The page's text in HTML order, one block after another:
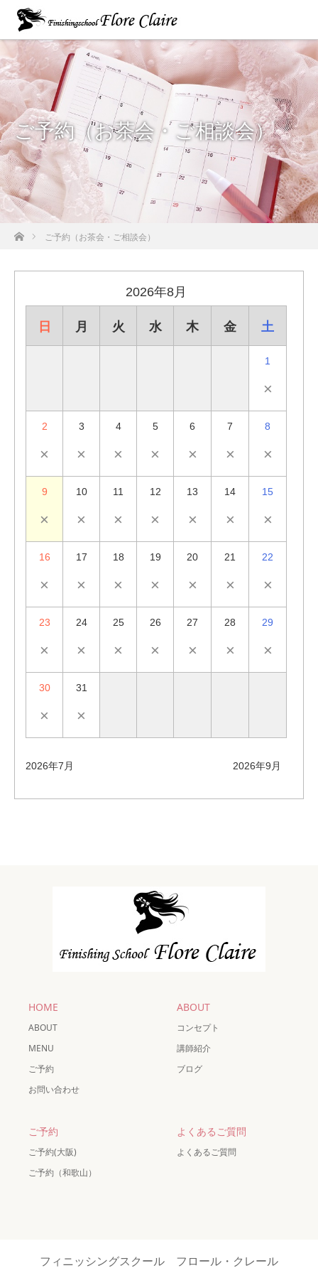
ご予約（お茶会・ご相談会）
ホームご予約（お茶会・ご相談会）
2026年8月
日 月 火 水 木 金 土
1
×
2
×
3
×
4
×
5
×
6
×
7
×
8
×
9
×
10
×
11
×
12
×
13
×
14
×
15
×
16
×
17
×
18
×
19
×
20
×
21
×
22
×
23
×
24
×
25
×
26
×
27
×
28
×
29
×
30
×
31
×
2026年7月 2026年9月
HOME
ABOUT
MENU
ご予約
お問い合わせ
ABOUT
コンセプト
講師紹介
ブログ
ご予約
ご予約(大阪)
ご予約（和歌山）
よくあるご質問
よくあるご質問
フィニッシングスクール フロール・クレール